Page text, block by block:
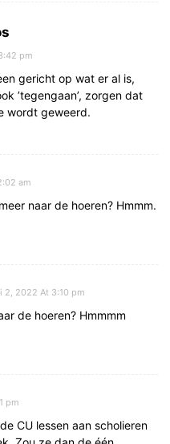
pm
gericht op wat er al is,
’tegengaan’, zorgen dat
wordt geweerd.
am
naar de hoeren? Hmmm.
2, 2022 At 3:10 pm
de hoeren? Hmmmm
pm
CU lessen aan scholieren